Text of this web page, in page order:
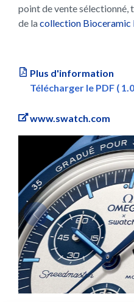
Previous
point de vente sélectionné,
de lacollection Bioceramic
Plus d'information
Télécharger le PDF (
www.swatch.com